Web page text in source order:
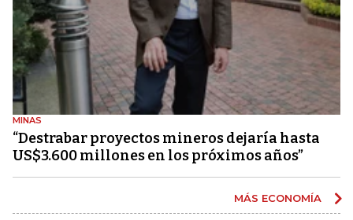
MINAS
“Destrabar proyectos mineros dejaría hasta
US$3.600 millones en los próximos años”
MÁS ECONOMÍA